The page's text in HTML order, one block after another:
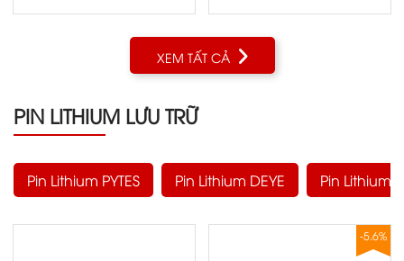
XEM TẤT CẢ
PIN LITHIUM LƯU TRỮ
Pin Lithium PYTES Pin Lithium DEYE Pin Lithium
-5.6%